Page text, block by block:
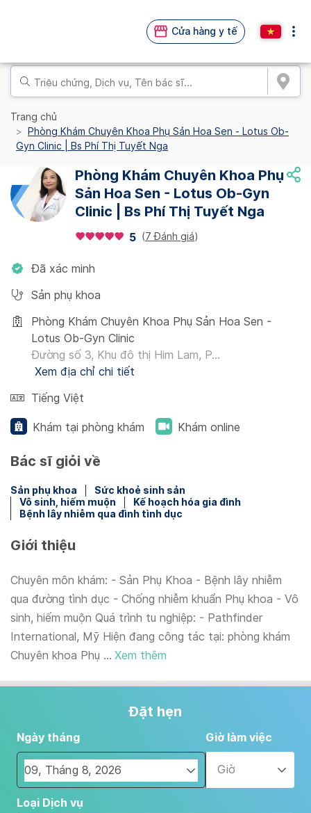
Cửa hàng y tế
Trang chủ
Phòng Khám Chuyên Khoa Phụ Sản Hoa Sen - Lotus Ob-
Gyn Clinic | Bs Phí Thị Tuyết Nga
Phòng Khám Chuyên Khoa Phụ
Sản Hoa Sen - Lotus Ob-Gyn
Clinic | Bs Phí Thị Tuyết Nga
5 (7 Đánh giá)
Đã xác minh
Sản phụ khoa
Phòng Khám Chuyên Khoa Phụ Sản Hoa Sen -
Lotus Ob-Gyn Clinic
Đường số 3, Khu đô thị Him Lam, P...
Xem địa chỉ chi tiết
Tiếng Việt
Khám tại phòng khám Khám online
Bác sĩ giỏi về
Sản phụ khoa
Sức khoẻ sinh sản
Vô sinh, hiếm muộn
Kế hoạch hóa gia đình
Bệnh lây nhiễm qua đình tình dục
Giới thiệu
Chuyên môn khám: - Sản Phụ Khoa - Bệnh lây nhiễm
qua đường tình dục - Chống nhiễm khuẩn Phụ khoa - Vô
sinh, hiếm muộn Quá trình tu nghiệp: - Pathfinder
International, Mỹ Hiện đang công tác tại: phòng khám
Chuyên khoa Phụ ... Xem thêm
Đặt hẹn
Ngày tháng
Navigate
forward
Giờ làm việc
Giờ
Loại Dịch vụ